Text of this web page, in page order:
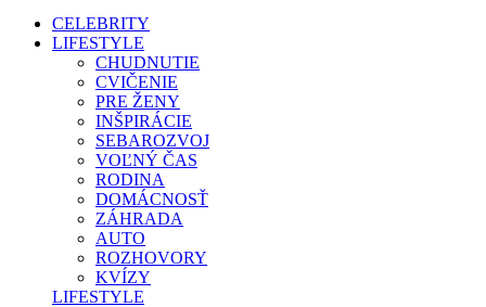
CELEBRITY
LIFESTYLE
CHUDNUTIE
CVIČENIE
PRE ŽENY
INŠPIRÁCIE
SEBAROZVOJ
VOĽNÝ ČAS
RODINA
DOMÁCNOSŤ
ZÁHRADA
AUTO
ROZHOVORY
KVÍZY
LIFESTYLE